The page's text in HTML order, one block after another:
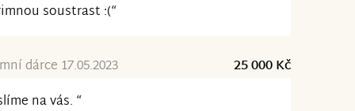
soustrast :(“
dárce 17.05.2023
25 000 Kč
na vás. “